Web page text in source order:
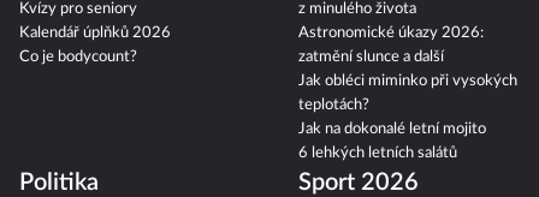
Kvízy pro seniory
Kalendář úplňků 2026
Co je bodycount?
z minulého života
Astronomické úkazy 2026:
zatmění slunce a další
Jak obléci miminko při vysokých
teplotách?
Jak na dokonalé letní mojito
6 lehkých letních salátů
Politika Sport 2026